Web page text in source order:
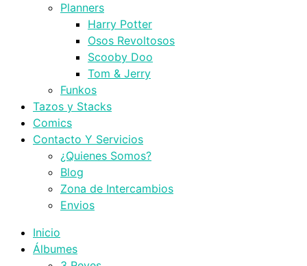
Planners
Harry Potter
Osos Revoltosos
Scooby Doo
Tom & Jerry
Funkos
Tazos y Stacks
Comics
Contacto Y Servicios
¿Quienes Somos?
Blog
Zona de Intercambios
Envios
Inicio
Álbumes